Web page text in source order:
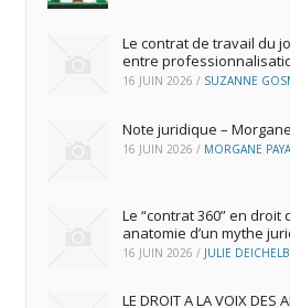
Le contrat de travail du
entre
16 JUIN 2026 / SUZANNE
Note juridique –
16 JUIN 2026 / MORGANE
Le “contrat 360” en droit
anatomie d’un mythe
16 JUIN 2026 / JULIE
LE DROIT A LA VOIX DES